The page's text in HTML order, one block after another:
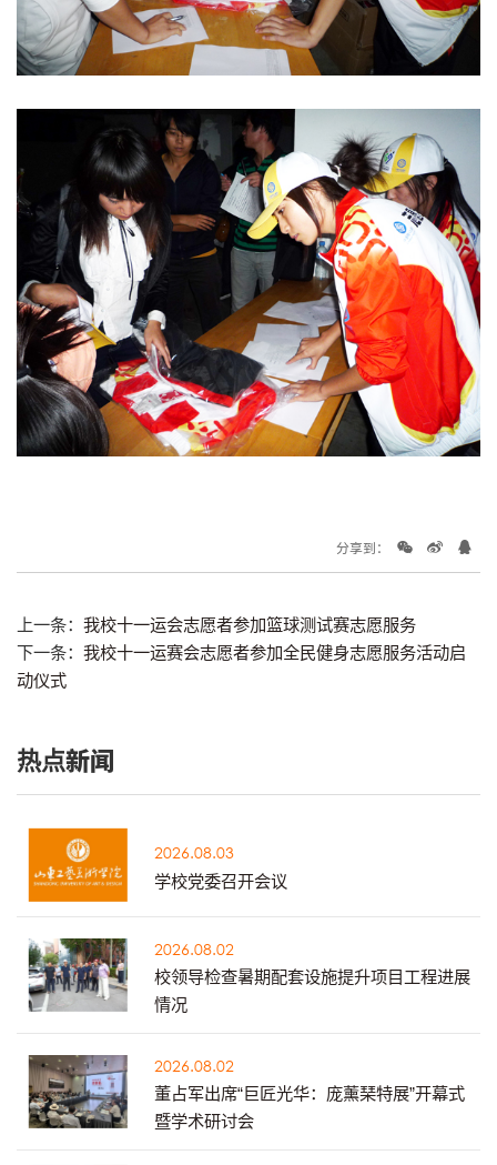
分享到：
上一条： 我校十一运会志愿者参加篮球测试赛志愿服务
下一条： 我校十一运赛会志愿者参加全民健身志愿服务活动启
动仪式
热点新闻
2026.08.03
学校党委召开会议
2026.08.02
校领导检查暑期配套设施提升项目工程进展
情况
2026.08.02
董占军出席“巨匠光华：庞薰琹特展”开幕式
暨学术研讨会